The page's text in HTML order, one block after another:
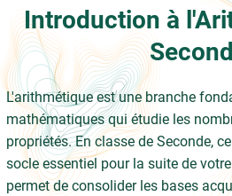
Introduction à
L'arithmétique est une branche
mathématiques qui étudie les
propriétés. En classe de Seconde,
socle essentiel pour la suite de
permet de consolider les bases